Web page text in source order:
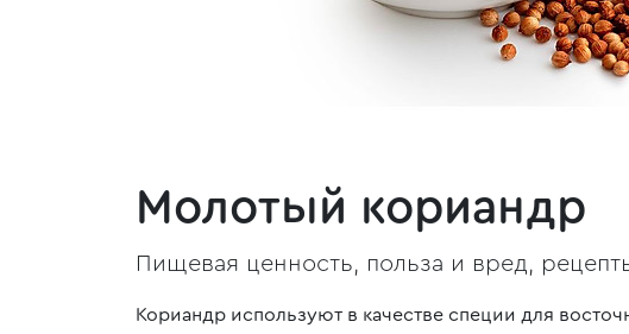
Молотый кориандр
Пищевая ценность, польза и вред,
Кориандр используют в качестве специи для